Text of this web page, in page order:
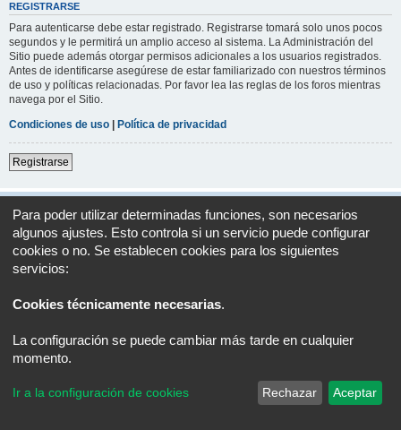
REGISTRARSE
Para autenticarse debe estar registrado. Registrarse tomará solo unos pocos
segundos y le permitirá un amplio acceso al sistema. La Administración del
Sitio puede además otorgar permisos adicionales a los usuarios registrados.
Antes de identificarse asegúrese de estar familiarizado con nuestros términos
de uso y políticas relacionadas. Por favor lea las reglas de los foros mientras
navega por el Sitio.
Condiciones de uso | Política de privacidad
Registrarse
Índice general UTC+02:00
Desarrollado porphpBB® Forum Software © phpBB Limited
Traducción al español porphpBB España
Para poder utilizar determinadas funciones, son necesarios
algunos ajustes. Esto controla si un servicio puede configurar
cookies o no. Se establecen cookies para los siguientes
servicios:
Cookies técnicamente necesarias.
La configuración se puede cambiar más tarde en cualquier
momento.
Ir a la configuración de cookies Rechazar Aceptar